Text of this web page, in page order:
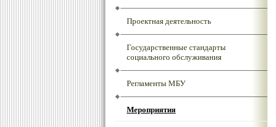
Проектная деятельность
Государственные стандарты
социального обслуживания
Регламенты МБУ
Мероприятия